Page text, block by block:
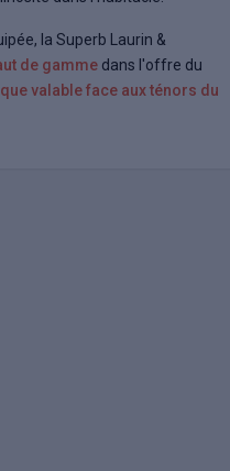
la Superb Laurin &
de gamme dans l'offre du
valable face aux ténors du